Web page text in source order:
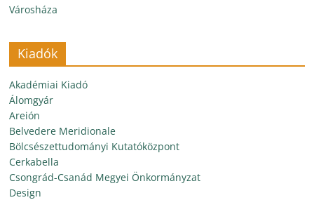
Városháza
Kiadók
Akadémiai Kiadó
Álomgyár
Areión
Belvedere Meridionale
Bölcsészettudományi Kutatóközpont
Cerkabella
Csongrád-Csanád Megyei Önkormányzat
Design